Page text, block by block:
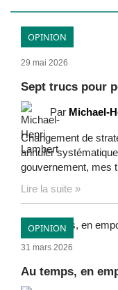
OPINION
29 mai 2026
Sept trucs pour
Par Michael-
Changement de
annuler
gouvernement, mes
Lire la suite »
OPINION
31 mars 2026
Au temps, en